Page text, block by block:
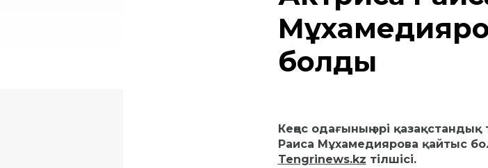
болды
Кеңес одағының әрі
Раиса Мұхамедиярова қайтыс
Tengrinews.kz тілшісі.